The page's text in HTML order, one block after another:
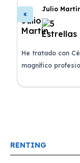
Julio
He tratado con
magnífico
recomiendo un
RENTING